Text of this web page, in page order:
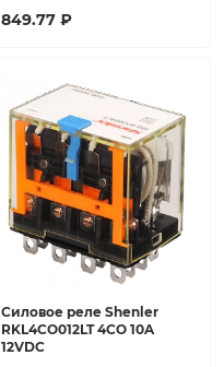
849.77 ₽
Силовое реле Shenler
RKL4CO012LT 4CO 10A
12VDC